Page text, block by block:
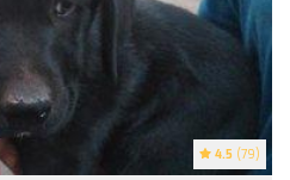
4.5 (79)